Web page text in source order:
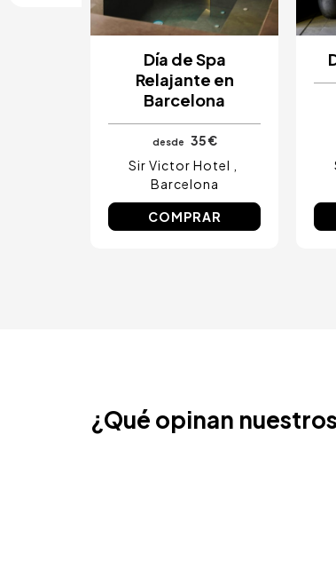
Costa del Sol, España
Tarragona, España
Pontevedra, España
Cancún, México
Ámsterdam, Países Bajos
Día de Spa
Relajante en
Barcelona
desde
35 €
Sir Victor Hotel
Barcelona
COMPRAR
¿Qué opinan